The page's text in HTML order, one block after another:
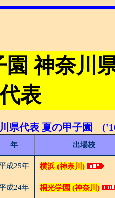
園 神奈川
表
県代表 夏の甲子園
年 出場校
成25年 横浜 (神奈川)
成24年 桐光学園 (神奈川)